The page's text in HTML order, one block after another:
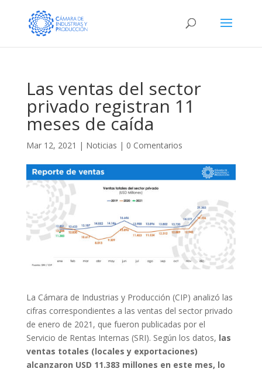
Las ventas del sector
privado registran 11
meses de caída
Mar 12, 2021 | Noticias | 0 Comentarios
La Cámara de Industrias y Producción (CIP) analizó las
cifras correspondientes a las ventas del sector privado
de enero de 2021, que fueron publicadas por el
Servicio de Rentas Internas (SRI). Según los datos, las
ventas totales (locales y exportaciones)
alcanzaron USD 11.383 millones en este mes, lo